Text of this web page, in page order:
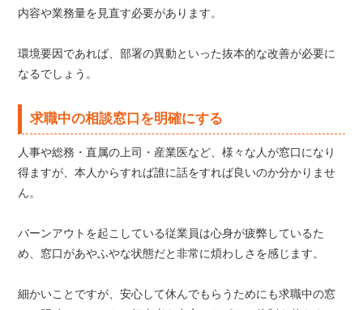
内容や業務量を見直す必要があります。
環境要因であれば、部署の異動といった抜本的な改善が必要に
なるでしょう。
求職中の相談窓口を明確にする
人事や総務・直属の上司・産業医など、様々な人が窓口になり
得ますが、本人からすれば誰に話をすれば良いのか分かりませ
ん。
バーンアウトを起こしている従業員は心身が疲弊しているた
め、窓口があやふやな状態だと非常に煩わしさを感じます。
細かいことですが、安心して休んでもらうためにも求職中の窓